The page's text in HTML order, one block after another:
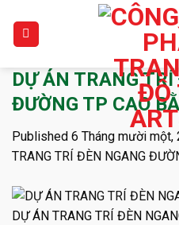
content
DỰ ÁN TRANG
ĐƯỜNG TP CAO
Published 6 Tháng mười một,
TRANG TRÍ ĐÈN NGANG
DỰ ÁN TRANG TRÍ ĐÈN